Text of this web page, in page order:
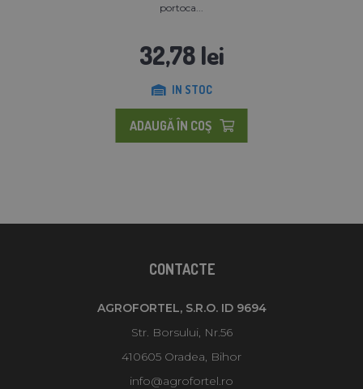
portoca...
32,78 lei
IN STOC
ADAUGĂ ÎN COŞ
CONTACTE
AGROFORTEL, S.R.O. ID 9694
Str. Borsului, Nr.56
410605 Oradea, Bihor
info@agrofortel.ro